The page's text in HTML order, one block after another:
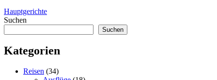
Hauptgerichte
Suchen
Suchen
Kategorien
Reisen (34)